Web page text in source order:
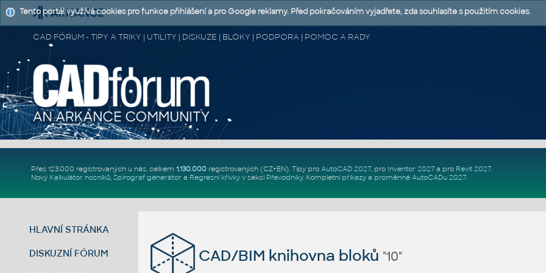
CAD FÓRUM - TIPY A TRIKY | UTILITY | DISKUZE | BLOKY | PODPORA | POMOC A RADY
Přes 123.000 registrovaných u nás, celkem 1.130.000registrovaných (CZ+EN). Tipy pro AutoCAD 2027, pro Inventor 2027a pro Revit 2027.
Nový Kalkulátor nosníků, Spirograf generátor a Regresní křivkyv sekci Převodníky. Kompletní příkazya proměnné AutoCADu 2027.
HLAVNÍ STRÁNKA
DISKUZNÍ FÓRUM CAD/BIM knihovna bloků "10"
Tento portál využívá cookies pro funkce přihlášení a pro Google reklamy. Před pokračováním vyjadřete, zda souhlasíte s použitím cookies.